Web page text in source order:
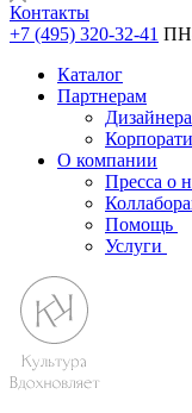
Контакты
+7 (495) 320-32-41
Каталог
Партнерам
О компании
Пресса о
Помощь
Услуги